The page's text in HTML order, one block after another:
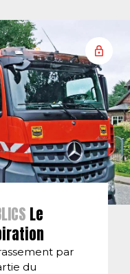
Le
par
du